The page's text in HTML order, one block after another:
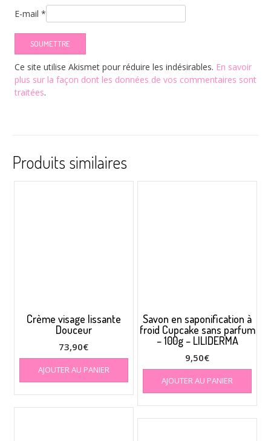
E-mail*
Ce site utilise Akismet pour réduire les indésirables. En savoir
plus sur la façon dont les données de vos commentaires sont
traitées.
Produits similaires
Crème visage lissante
Douceur
73,90€
AJOUTER AU PANIER
Savon en saponification à
froid Cupcake sans parfum
– 100g – LILIDERMA
9,50€
AJOUTER AU PANIER